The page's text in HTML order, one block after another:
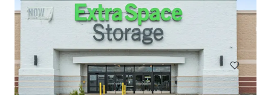
20 West 33rd Street (Fencers Club)
20-28 W 33rd St, New York, NY, 10001-3305, US